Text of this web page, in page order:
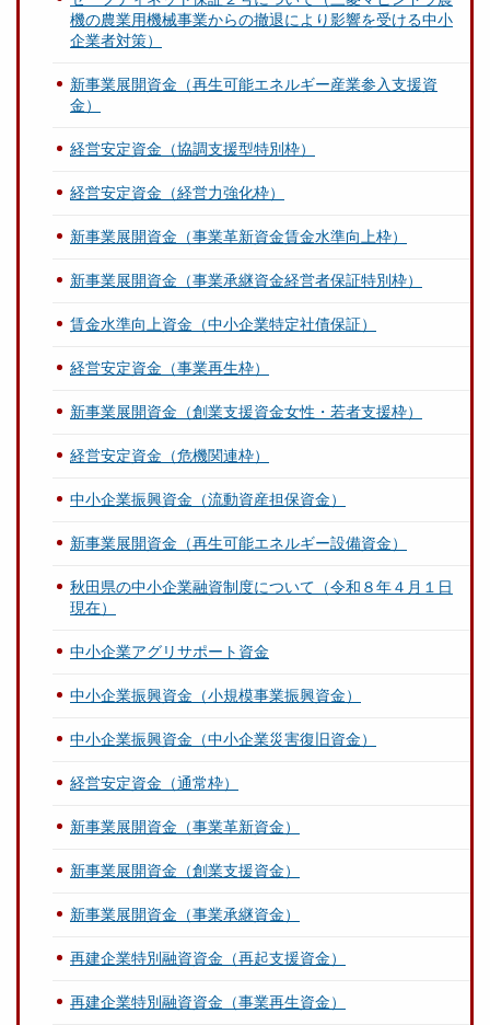
機の農業用機械事業からの撤退により影響を受ける中小
企業者対策）
新事業展開資金（再生可能エネルギー産業参入支援資
金）
経営安定資金（協調支援型特別枠）
経営安定資金（経営力強化枠）
新事業展開資金（事業革新資金賃金水準向上枠）
新事業展開資金（事業承継資金経営者保証特別枠）
賃金水準向上資金（中小企業特定社債保証）
経営安定資金（事業再生枠）
新事業展開資金（創業支援資金女性・若者支援枠）
経営安定資金（危機関連枠）
中小企業振興資金（流動資産担保資金）
新事業展開資金（再生可能エネルギー設備資金）
秋田県の中小企業融資制度について（令和８年４月１日
現在）
中小企業アグリサポート資金
中小企業振興資金（小規模事業振興資金）
中小企業振興資金（中小企業災害復旧資金）
経営安定資金（通常枠）
新事業展開資金（事業革新資金）
新事業展開資金（創業支援資金）
新事業展開資金（事業承継資金）
再建企業特別融資資金（再起支援資金）
再建企業特別融資資金（事業再生資金）